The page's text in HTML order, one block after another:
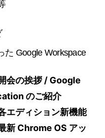
た Google Workspace
会の挨拶 / Google
のご紹介
エディション新機能
新 Chrome OS アッ